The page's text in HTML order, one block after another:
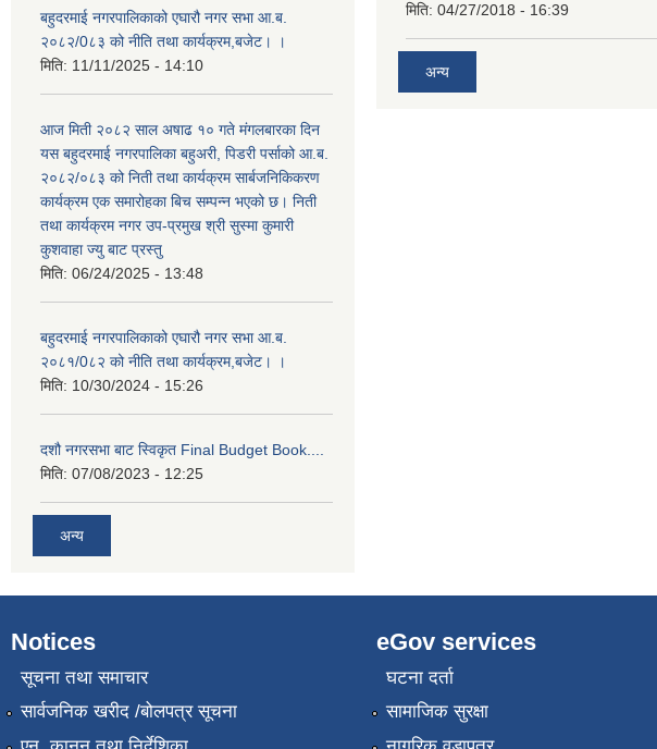
बहुदरमाई नगरपालिकाको एघारौ नगर सभा आ.ब.
२०८२/0८३ को नीति तथा कार्यक्रम,बजेट। ।
मिति: 11/11/2025 - 14:10
आज मिती २०८२ साल अषाढ १० गते मंगलबारका दिन
यस बहुदरमाई नगरपालिका बहुअरी, पिडरी पर्साको आ.ब.
२०८२/०८३ को निती तथा कार्यक्रम सार्बजनिकिकरण
कार्यक्रम एक समारोहका बिच सम्पन्न भएको छ। निती
तथा कार्यक्रम नगर उप-प्रमुख श्री सुस्मा कुमारी
कुशवाहा ज्यु बाट प्रस्तु
मिति: 06/24/2025 - 13:48
बहुदरमाई नगरपालिकाको एघारौ नगर सभा आ.ब.
२०८१/0८२ को नीति तथा कार्यक्रम,बजेट। ।
मिति: 10/30/2024 - 15:26
दशौ नगरसभा बाट स्विकृत Final Budget Book....
मिति: 07/08/2023 - 12:25
अन्य
मिति: 04/27/2018 - 16:39
अन्य
Notices
सूचना तथा समाचार
सार्वजनिक खरीद /बोलपत्र सूचना
eGov services
घटना दर्ता
सामाजिक सुरक्षा